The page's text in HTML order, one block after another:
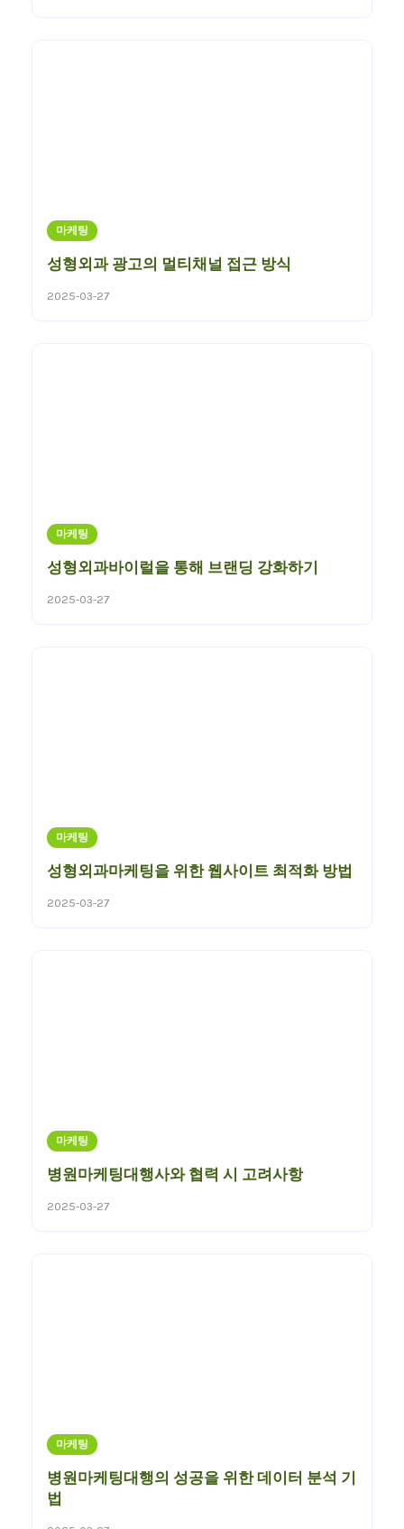
마케팅
성형외과 광고의 멀티채널 접근 방식
2025-03-27
마케팅
성형외과바이럴을 통해 브랜딩 강화하기
2025-03-27
마케팅
성형외과마케팅을 위한 웹사이트 최적화 방법
2025-03-27
마케팅
병원마케팅대행사와 협력 시 고려사항
2025-03-27
마케팅
병원마케팅대행의 성공을 위한 데이터 분석 기
법